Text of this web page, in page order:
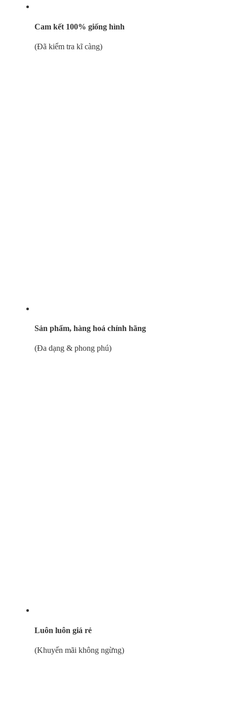
Cam kết 100% giống hình
(Đã kiểm tra kĩ càng)
Sản phẩm, hàng hoá chính hãng
(Đa dạng & phong phú)
Luôn luôn giá rẻ
(Khuyến mãi không ngừng)